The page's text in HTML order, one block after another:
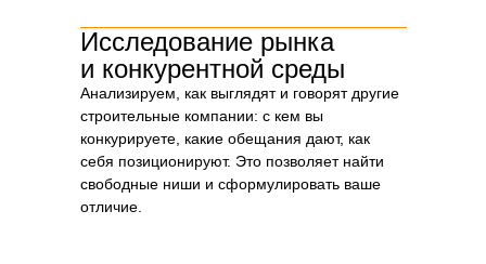
Исследование рынка
и конкурентной среды
Анализируем, как выглядят и говорят другие
строительные компании: с кем вы
конкурируете, какие обещания дают, как
себя позиционируют. Это позволяет найти
свободные ниши и сформулировать ваше
отличие.
Почему важно начинать
со стратегии, а не с дизайна
Дизайн без стратегии — это просто красивая
упаковка. Но в строительстве, где сделки стоят
миллионы, а решения принимаются